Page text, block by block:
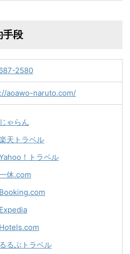
手段
2580
aoawo-naruto.com/
じゃらん
天トラベル
！トラベル
休.com
Booking.com
Expedia
Hotels.com
るるぶトラベル